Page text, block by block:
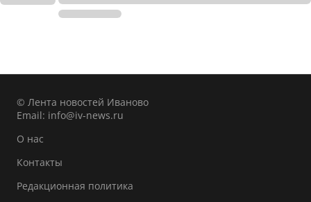
© Лента новостей Иваново
Email: info@iv-news.ru
О нас
Контакты
Редакционная политика